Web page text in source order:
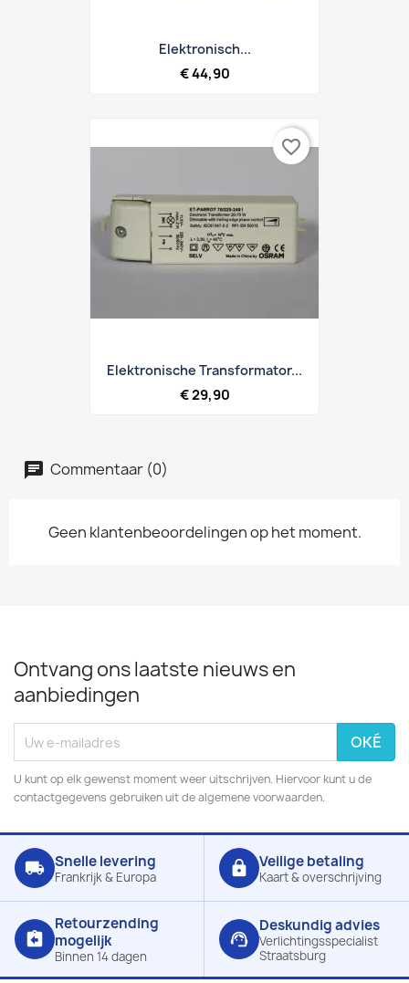
Elektronisch...
€ 44,90
Elektronische Transformator...
€ 29,90
favorite_border
Commentaar (0)
Geen klantenbeoordelingen op het moment.
Ontvang ons laatste nieuws en
aanbiedingen
U kunt op elk gewenst moment weer uitschrijven. Hiervoor kunt u de
contactgegevens gebruiken uit de algemene voorwaarden.
local_shipping Snelle levering
Frankrijk & Europa lock Veilige betaling
Kaart & overschrijving
assignment_return
Retourzending
mogelijk
Binnen 14 dagen
support_agent
Deskundig advies
Verlichtingsspecialist
Straatsburg